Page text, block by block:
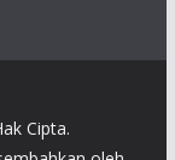
Cipta.